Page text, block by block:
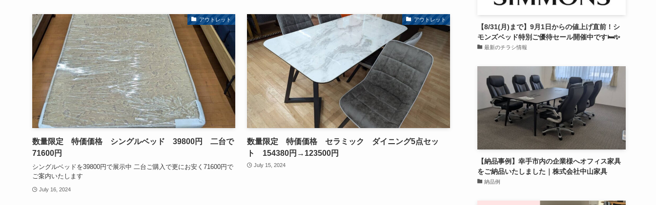
アウトレット
数量限定 特価価格 シングルベッド 39800円 二台で
71600円
シングルベッドを39800円で展示中 二台ご購入で更にお安く71600円で
ご案内いたします
July 16, 2024
アウトレット
数量限定 特価価格 セラミック ダイニング5点セッ
ト 154380円→123500円
July 15, 2024
【8/31(月)まで】9月1日からの値上げ直前！シ
モンズベッド特別ご優待セール開催中です🛏️✨
最新のチラシ情報
【納品事例】幸手市内の企業様へオフィス家具
をご納品いたしました｜株式会社中山家具
納品例